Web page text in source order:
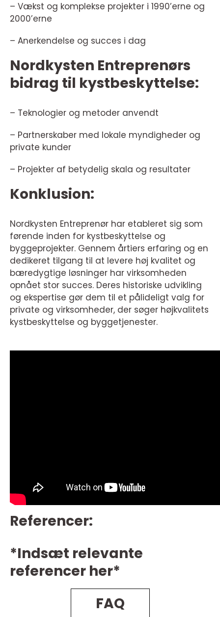
– Vækst og komplekse projekter i 1990’erne og
2000’erne
– Anerkendelse og succes i dag
Nordkysten Entreprenørs
bidrag til kystbeskyttelse:
– Teknologier og metoder anvendt
– Partnerskaber med lokale myndigheder og
private kunder
– Projekter af betydelig skala og resultater
Konklusion:
Nordkysten Entreprenør har etableret sig som
førende inden for kystbeskyttelse og
byggeprojekter. Gennem årtiers erfaring og en
dedikeret tilgang til at levere høj kvalitet og
bæredygtige løsninger har virksomheden
opnået stor succes. Deres historiske udvikling
og ekspertise gør dem til et pålideligt valg for
private og virksomheder, der søger højkvalitets
kystbeskyttelse og byggetjenester.
Referencer:
*Indsæt relevante
referencer her*
FAQ